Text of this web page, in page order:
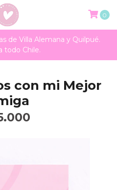
de Villa Alemana y Quilpué.
todo Chile.
0
con mi Mejor